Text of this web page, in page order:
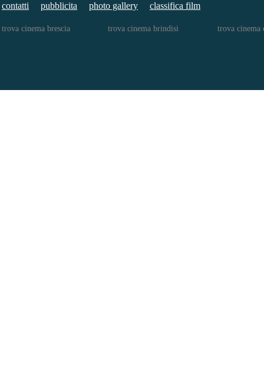
contatti pubblicita photo gallery classifica film
trova cinema brescia trova cinema brindisi trova cinema